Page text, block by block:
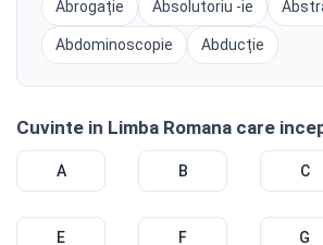
Abrogație Absolutoriu -ie
Abdominoscopie Abducție
Cuvinte in Limba Romana care
A B C
E F G